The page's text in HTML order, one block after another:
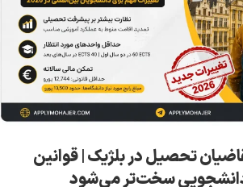
تحصیل در بلژیک | قوانین
سخت‌تر می‌شود